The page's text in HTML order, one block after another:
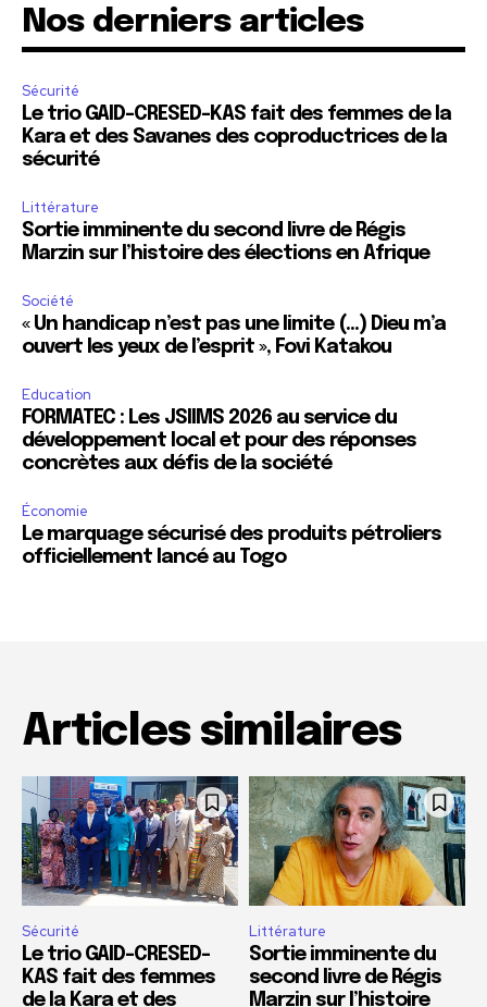
Nos derniers articles
Sécurité
Le trio GAID-CRESED-KAS fait des femmes de la
Kara et des Savanes des coproductrices de la
sécurité
Littérature
Sortie imminente du second livre de Régis
Marzin sur l’histoire des élections en Afrique
Société
« Un handicap n’est pas une limite (…) Dieu m’a
ouvert les yeux de l’esprit », Fovi Katakou
Education
FORMATEC : Les JSIIMS 2026 au service du
développement local et pour des réponses
concrètes aux défis de la société
Économie
Le marquage sécurisé des produits pétroliers
officiellement lancé au Togo
Articles similaires
Sécurité
Le trio GAID-CRESED-
KAS fait des femmes
de la Kara et des
Littérature
Sortie imminente du
second livre de Régis
Marzin sur l’histoire